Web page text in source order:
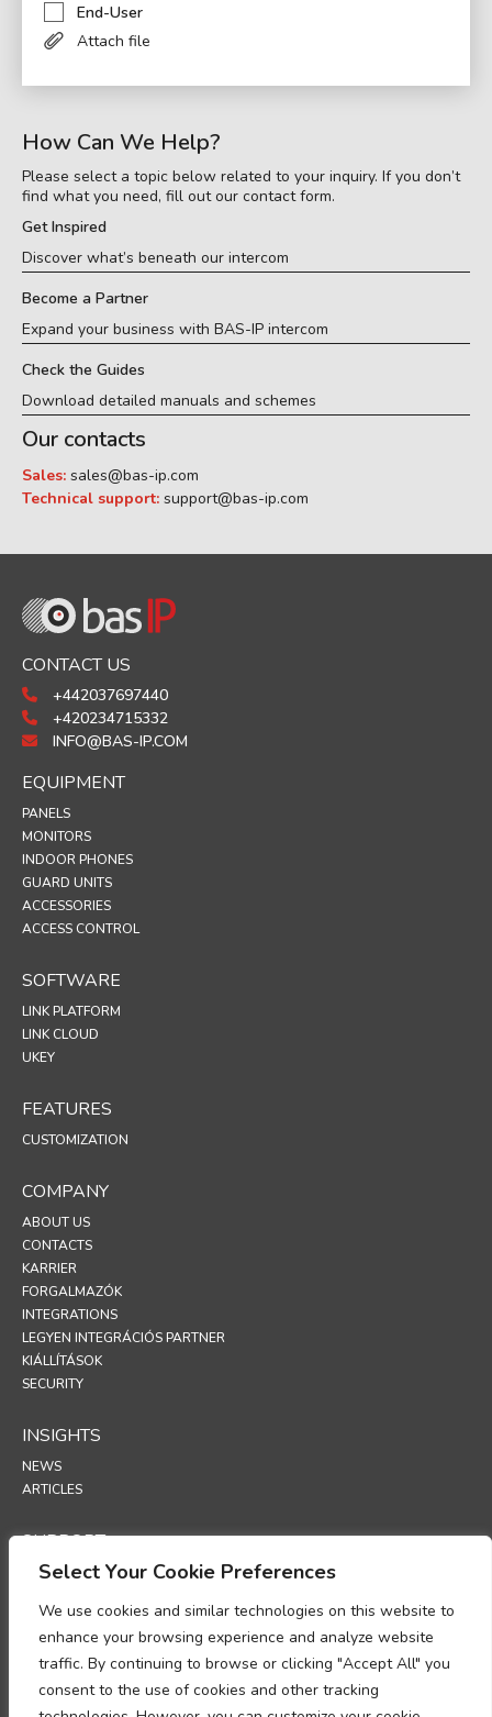
Select Your Cookie Preferences
We use cookies and similar technologies on this website to
enhance your browsing experience and analyze website
traffic. By continuing to browse or clicking "Accept All" you
consent to the use of cookies and other tracking
End-User
Attach file
How Can We Help?
Please select a topic below related to your inquiry. If you don’t
find what you need, fill out our contact form.
Get Inspired
Discover what’s beneath our intercom
Become a Partner
Expand your business with BAS-IP intercom
Check the Guides
Download detailed manuals and schemes
Our contacts
Sales: sales@bas-ip.com
Technical support: support@bas-ip.com
CONTACT US
+442037697440
+420234715332
INFO@BAS-IP.COM
EQUIPMENT
PANELS
MONITORS
INDOOR PHONES
GUARD UNITS
ACCESSORIES
ACCESS CONTROL
SOFTWARE
LINK PLATFORM
LINK CLOUD
UKEY
FEATURES
CUSTOMIZATION
COMPANY
ABOUT US
CONTACTS
KARRIER
FORGALMAZÓK
INTEGRATIONS
LEGYEN INTEGRÁCIÓS PARTNER
KIÁLLÍTÁSOK
SECURITY
INSIGHTS
NEWS
ARTICLES
SUPPORT
TECHNICAL PORTAL
POLICIES
ADATVÉDELMI SZABÁLYZAT
SÜTIKRE VONATKOZÓ SZABÁLYZAT
MEMORANDUM A SZEMÉLYES ADATOK KEZELÉSÉNEK VALÓ